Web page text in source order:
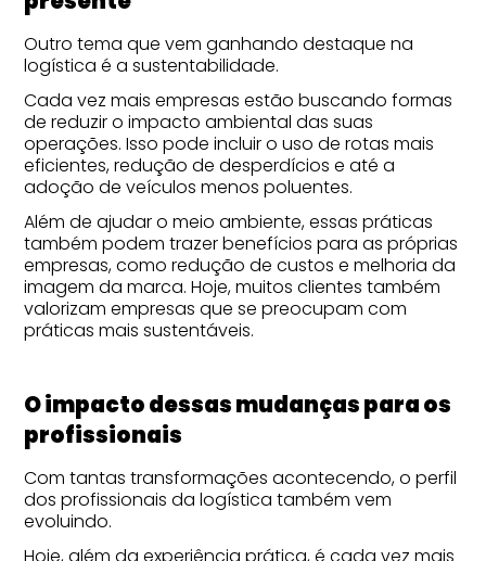
Outro tema que vem ganhando destaque na
logística é a sustentabilidade.
Cada vez mais empresas estão buscando formas
de reduzir o impacto ambiental das suas
operações. Isso pode incluir o uso de rotas mais
eficientes, redução de desperdícios e até a
adoção de veículos menos poluentes.
Além de ajudar o meio ambiente, essas práticas
também podem trazer benefícios para as próprias
empresas, como redução de custos e melhoria da
imagem da marca. Hoje, muitos clientes também
valorizam empresas que se preocupam com
práticas mais sustentáveis.
O impacto dessas mudanças para os
profissionais
Com tantas transformações acontecendo, o perfil
dos profissionais da logística também vem
evoluindo.